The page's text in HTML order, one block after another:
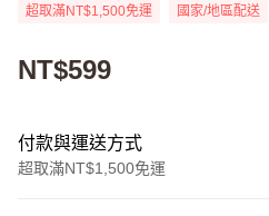
超取滿NT$1,500免運 國家/地區配送
NT$599
付款與運送方式
超取滿NT$1,500免運